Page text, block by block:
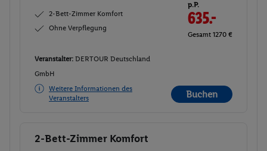
2-Bett-Zimmer Komfort
Ohne Verpflegung
p.P.
635.-
Gesamt 1270 €
Veranstalter: DERTOUR Deutschland
GmbH
Weitere Informationen des
Veranstalters
Buchen
Buchen
2-Bett-Zimmer Komfort